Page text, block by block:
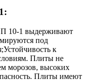
10-1 выдерживают
под
к
Плиты не
морозов, высоких
Плиты имеют